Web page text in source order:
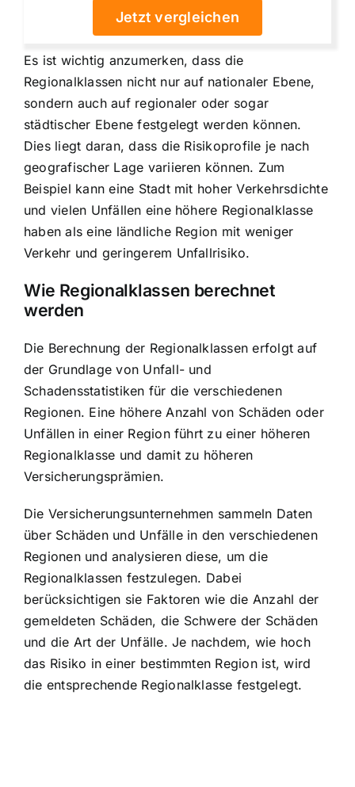
Jetzt vergleichen
Es ist wichtig anzumerken, dass die
Regionalklassen nicht nur auf nationaler Ebene,
sondern auch auf regionaler oder sogar
städtischer Ebene festgelegt werden können.
Dies liegt daran, dass die Risikoprofile je nach
geografischer Lage variieren können. Zum
Beispiel kann eine Stadt mit hoher Verkehrsdichte
und vielen Unfällen eine höhere Regionalklasse
haben als eine ländliche Region mit weniger
Verkehr und geringerem Unfallrisiko.
Wie Regionalklassen berechnet
werden
Die Berechnung der Regionalklassen erfolgt auf
der Grundlage von Unfall- und
Schadensstatistiken für die verschiedenen
Regionen. Eine höhere Anzahl von Schäden oder
Unfällen in einer Region führt zu einer höheren
Regionalklasse und damit zu höheren
Versicherungsprämien.
Die Versicherungsunternehmen sammeln Daten
über Schäden und Unfälle in den verschiedenen
Regionen und analysieren diese, um die
Regionalklassen festzulegen. Dabei
berücksichtigen sie Faktoren wie die Anzahl der
gemeldeten Schäden, die Schwere der Schäden
und die Art der Unfälle. Je nachdem, wie hoch
das Risiko in einer bestimmten Region ist, wird
die entsprechende Regionalklasse festgelegt.